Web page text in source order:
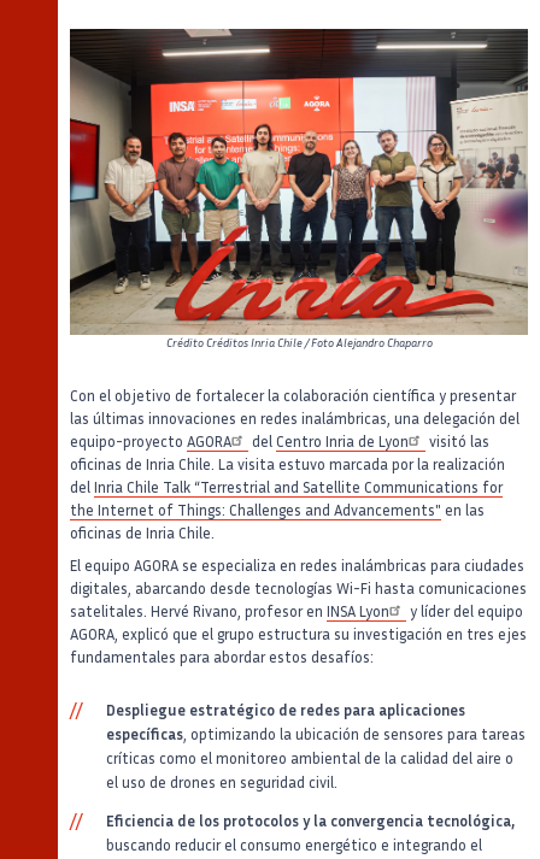
Crédito Créditos Inria Chile / Foto Alejandro Chaparro
Con el objetivo de fortalecer la colaboración científica y presentar
las últimas innovaciones en redes inalámbricas, una delegación del
equipo-proyecto AGORA del Centro Inria de Lyon
visitó las
oficinas de Inria Chile. La visita estuvo marcada por la realización
del Inria Chile Talk “Terrestrial and Satellite Communications for
the Internet of Things: Challenges and Advancements" en las
oficinas de Inria Chile.
El equipo AGORA se especializa en redes inalámbricas para ciudades
digitales, abarcando desde tecnologías Wi-Fi hasta comunicaciones
satelitales. Hervé Rivano, profesor en INSA Lyon
y líder del equipo
AGORA, explicó que el grupo estructura su investigación en tres ejes
fundamentales para abordar estos desafíos:
Despliegue estratégico de redes para aplicaciones
específicas, optimizando la ubicación de sensores para tareas
críticas como el monitoreo ambiental de la calidad del aire o
el uso de drones en seguridad civil.
Eficiencia de los protocolos y la convergencia tecnológica,
buscando reducir el consumo energético e integrando el